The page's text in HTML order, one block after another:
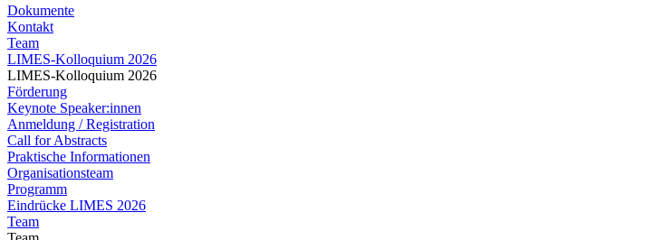
Dokumente
Kontakt
Team
LIMES-Kolloquium 2026
LIMES-Kolloquium 2026
Förderung
Keynote Speaker:innen
Anmeldung / Registration
Call for Abstracts
Praktische Informationen
Organisationsteam
Programm
Eindrücke LIMES 2026
Team